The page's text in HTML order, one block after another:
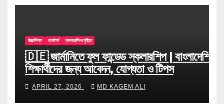
উচ্চশিক্ষা মাস্টার্স স্কলারশিপ/বৃত্তি
🇩🇪 জার্মানিতে ফুল ফান্ডেড স্কলারশিপ | বাংলাদেশি
শিক্ষার্থীদের জন্য আবেদন, যোগ্যতা ও টিপস
APRIL 27, 2026 MD KAGEM ALI